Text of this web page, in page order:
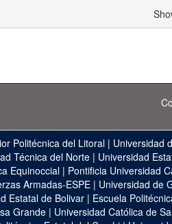
Politécnica del Litoral | Universidad
Técnica del Norte| Universidad
Equinoccial| Pontificia Universidad
Armadas-ESPE | Universidad de
Estatal de Bolivar| Escuela
Grande | Universidad Católica de